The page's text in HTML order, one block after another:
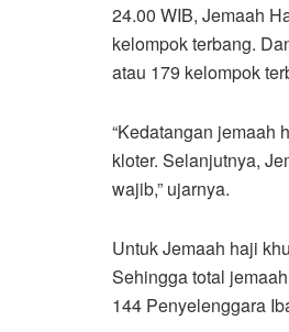
24.00 WIB, Jemaah
kelompok terbang.
atau 179 kelompok
“Kedatangan jemaah
kloter. Selanjutnya,
wajib,” ujarnya.
Untuk Jemaah haji
Sehingga total
144 Penyelenggara